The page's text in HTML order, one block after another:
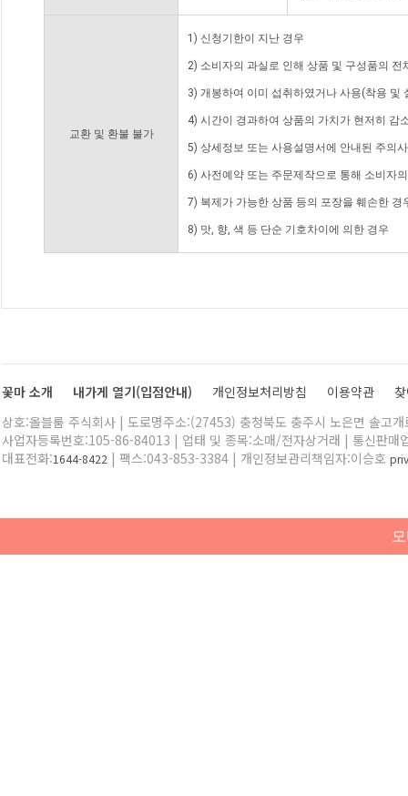
교환 및 환불 불가
1) 신청기한이 지난 경우
2) 소비자의 과실로 인해 상품 및 구성품의
3) 개봉하여 이미 섭취하였거나 사용(착용 및
4) 시간이 경과하여 상품의 가치가 현저히 감
5) 상세정보 또는 사용설명서에 안내된 주의
6) 사전예약 또는 주문제작으로 통해 소비자
7) 복제가 가능한 상품 등의 포장을 훼손한 경
8) 맛, 향, 색 등 단순 기호차이에 의한 경우
꽃마 소개 내가게 열기(입점안내) 개인정보처리방침 이용약관
상호:올블룸 주식회사 | 도로명주소:(27453) 충청북도 충주시 노은면 솔고
사업자등록번호:105-86-84013 | 업태 및 종목:소매/전자상거래 | 통신판매
대표전화:1644-8422 | 팩스:043-853-3384 | 개인정보관리책임자:이승호